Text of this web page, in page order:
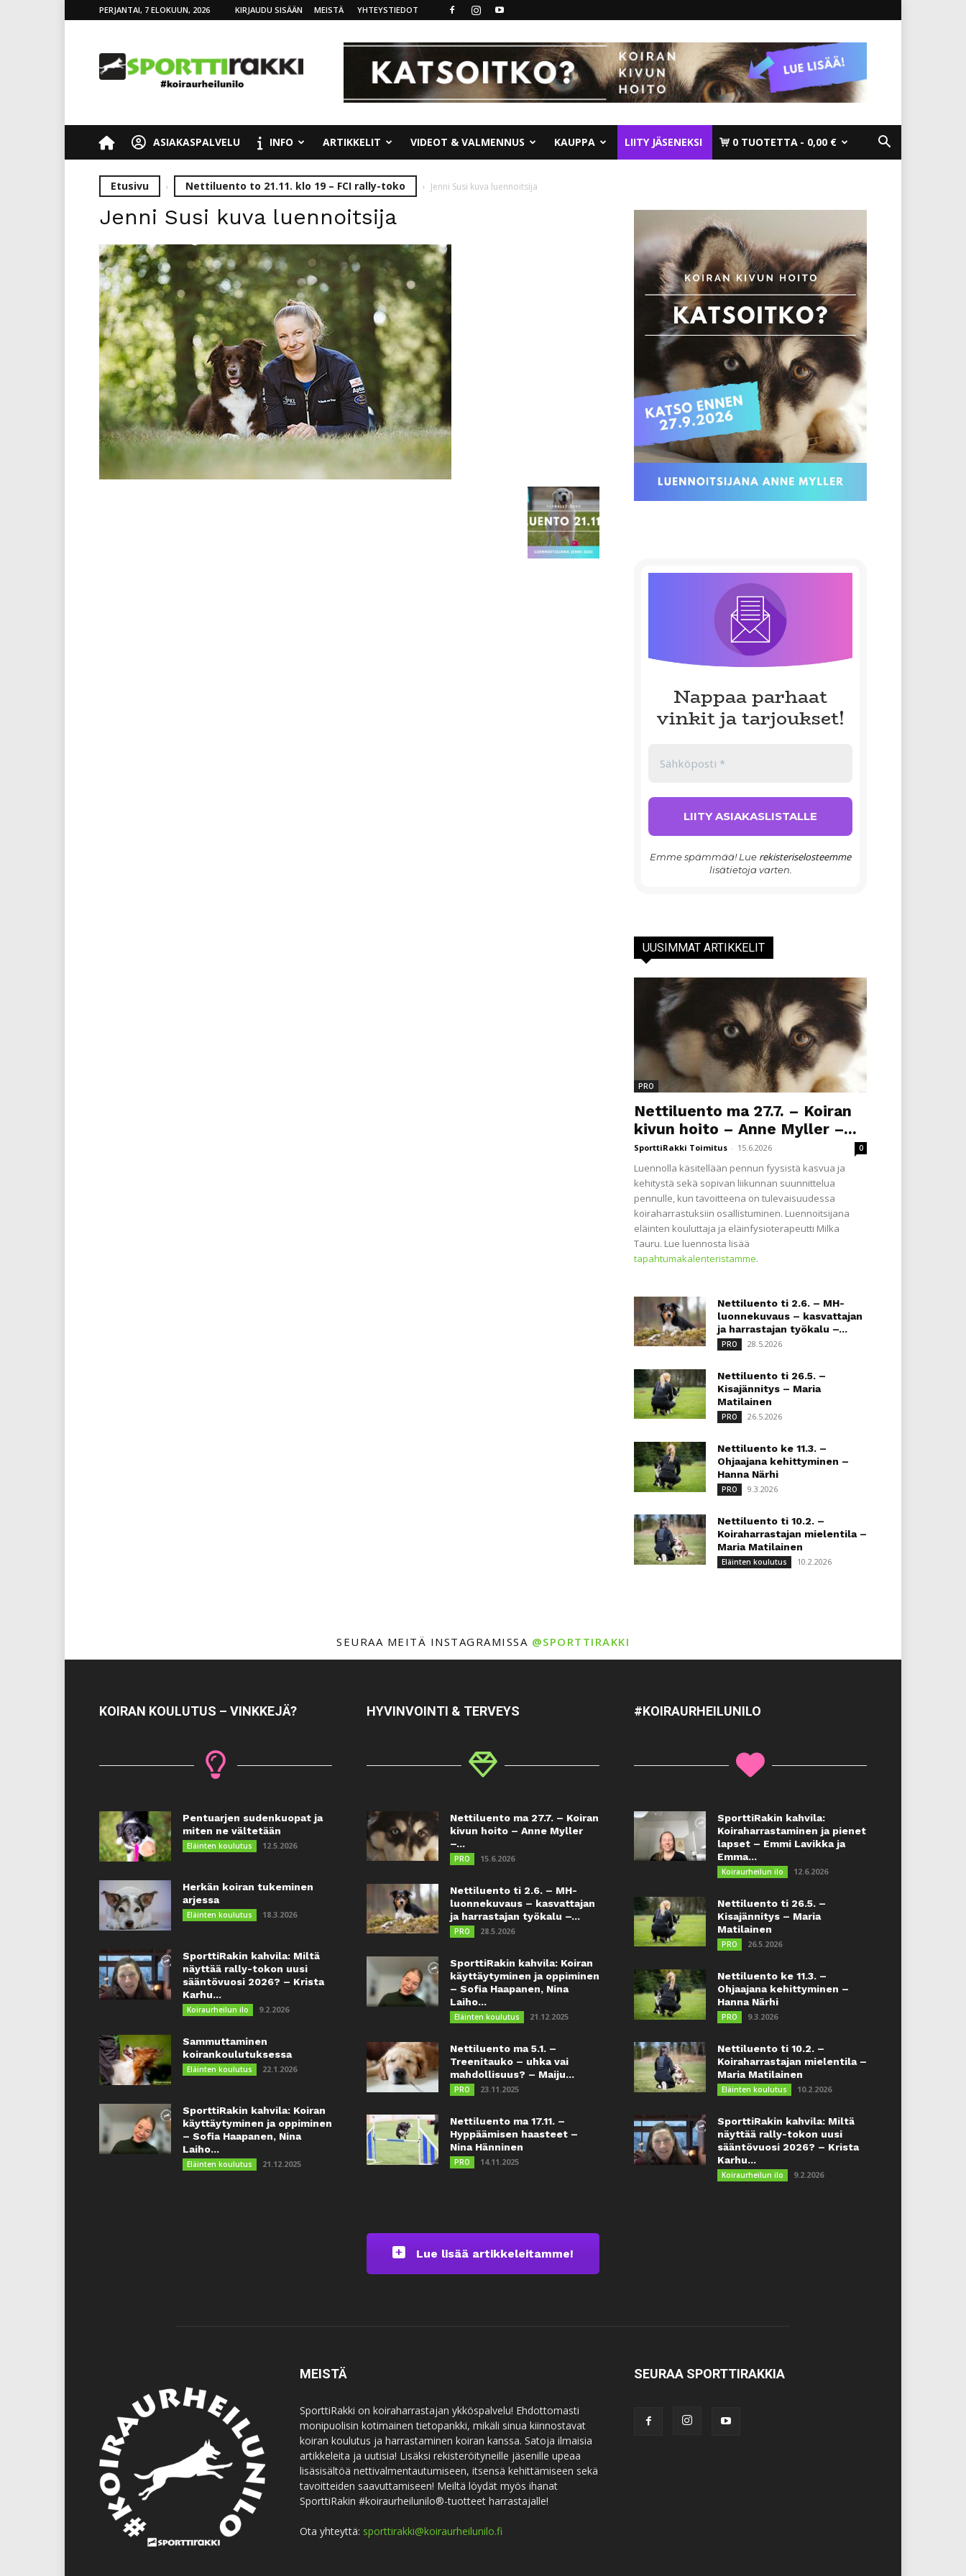
PERJANTAI, 7 ELOKUUN, 2026 KIRJAUDU SISÄÄN MEISTÄ YHTEYSTIEDOT
ASIAKASPALVELU INFO ARTIKKELIT VIDEOT & VALMENNUS KAUPPA LIITY JÄSENEKSI 0 TUOTETTA 0,00 €
Etusivu Nettiluento to 21.11. klo 19 – FCI rally-toko Jenni Susi kuva luennoitsija
Jenni Susi kuva luennoitsija
Nappaa parhaat
vinkit ja tarjoukset!
Emme spämmää! Lue rekisteriselosteemme
lisätietoja varten.
UUSIMMAT ARTIKKELIT
PRO
Nettiluento ma 27.7. – Koiran
kivun hoito – Anne Myller –...
SporttiRakki Toimitus - 15.6.2026 0
Luennolla käsitellään pennun fyysistä kasvua ja
kehitystä sekä sopivan liikunnan suunnittelua
pennulle, kun tavoitteena on tulevaisuudessa
koiraharrastuksiin osallistuminen. Luennoitsijana
eläinten kouluttaja ja eläinfysioterapeutti Milka
Tauru. Lue luennosta lisää
tapahtumakalenteristamme.
Nettiluento ti 2.6. – MH-
luonnekuvaus – kasvattajan
ja harrastajan työkalu –...
PRO 28.5.2026
Nettiluento ti 26.5. –
Kisajännitys – Maria
Matilainen
PRO 26.5.2026
Nettiluento ke 11.3. –
Ohjaajana kehittyminen –
Hanna Närhi
PRO 9.3.2026
Nettiluento ti 10.2. –
Koiraharrastajan mielentila –
Maria Matilainen
Eläinten koulutus 10.2.2026
SEURAA MEITÄ INSTAGRAMISSA @SPORTTIRAKKI
KOIRAN KOULUTUS – VINKKEJÄ?
Pentuarjen sudenkuopat ja
miten ne vältetään
Eläinten koulutus 12.5.2026
Herkän koiran tukeminen
arjessa
Eläinten koulutus 18.3.2026
SporttiRakin kahvila: Miltä
näyttää rally-tokon uusi
sääntövuosi 2026? – Krista
Karhu...
Koiraurheilun ilo 9.2.2026
Sammuttaminen
koirankoulutuksessa
Eläinten koulutus 22.1.2026
SporttiRakin kahvila: Koiran
käyttäytyminen ja oppiminen
– Sofia Haapanen, Nina
Laiho...
Eläinten koulutus 21.12.2025
HYVINVOINTI & TERVEYS
Nettiluento ma 27.7. – Koiran
kivun hoito – Anne Myller
–...
PRO 15.6.2026
Nettiluento ti 2.6. – MH-
luonnekuvaus – kasvattajan
ja harrastajan työkalu –...
PRO 28.5.2026
SporttiRakin kahvila: Koiran
käyttäytyminen ja oppiminen
– Sofia Haapanen, Nina
Laiho...
Eläinten koulutus 21.12.2025
Nettiluento ma 5.1. –
Treenitauko – uhka vai
mahdollisuus? – Maiju...
PRO 23.11.2025
Nettiluento ma 17.11. –
Hyppäämisen haasteet –
Nina Hänninen
PRO 14.11.2025
Lue lisää artikkeleitamme!
#KOIRAURHEILUNILO
SporttiRakin kahvila:
Koiraharrastaminen ja pienet
lapset – Emmi Lavikka ja
Emma...
Koiraurheilun ilo 12.6.2026
Nettiluento ti 26.5. –
Kisajännitys – Maria
Matilainen
PRO 26.5.2026
Nettiluento ke 11.3. –
Ohjaajana kehittyminen –
Hanna Närhi
PRO 9.3.2026
Nettiluento ti 10.2. –
Koiraharrastajan mielentila –
Maria Matilainen
Eläinten koulutus 10.2.2026
SporttiRakin kahvila: Miltä
näyttää rally-tokon uusi
sääntövuosi 2026? – Krista
Karhu...
Koiraurheilun ilo 9.2.2026
MEISTÄ
SporttiRakki on koiraharrastajan ykköspalvelu! Ehdottomasti
monipuolisin kotimainen tietopankki, mikäli sinua kiinnostavat
koiran koulutus ja harrastaminen koiran kanssa. Satoja ilmaisia
artikkeleita ja uutisia! Lisäksi rekisteröityneille jäsenille upeaa
lisäsisältöä nettivalmentautumiseen, itsensä kehittämiseen sekä
tavoitteiden saavuttamiseen! Meiltä löydät myös ihanat
SporttiRakin #koiraurheilunilo®-tuotteet harrastajalle!
Ota yhteyttä: sporttirakki@koiraurheilunilo.fi
SEURAA SPORTTIRAKKIA